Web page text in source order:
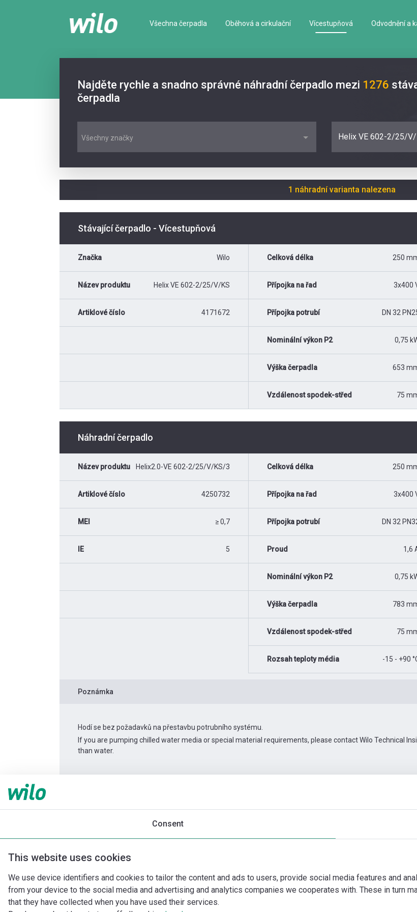
Consent
This website uses cookies
We use device identifiers and cookies to tailor the content and ads to users, provide social media features and
from your device to the social media and advertising and analytics companies we cooperates with. These in turn
that they have collected when you have used their services.
Všechna čerpadla Oběhová a cirkulační Vícestupňová Odvodnění a
Najděte rychle a snadno správné náhradní čerpadlo mezi 1276
čerpadla
Všechny značky Helix VE 602-2/25/V/
1 náhradní varianta nalezena
Stávající čerpadlo - Vícestupňová
Značka Wilo
Název produktu Helix VE 602-2/25/V/KS
Artiklové číslo 4171672
Celková délka 250
Přípojka na řad 3x400
Přípojka potrubí DN 32
Nominální výkon P2 0,75
Výška čerpadla 653
Vzdálenost spodek-střed 75
Náhradní čerpadlo
Název produktu Helix2.0-VE 602-2/25/V/KS/3
Artiklové číslo 4250732
MEI ≥ 0,7
IE 5
Celková délka 250
Přípojka na řad 3x400
Přípojka potrubí DN 32
Proud 1,6
Nominální výkon P2 0,75
Výška čerpadla 783
Vzdálenost spodek-střed 75
Rozsah teploty média -15 - +90
Poznámka
Hodí se bez požadavků na přestavbu potrubního systému.
If you are pumping chilled water media or special material requirements, please contact Wilo Technical
than water.